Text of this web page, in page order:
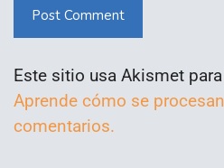
Post Comment
Este sitio usa Akismet
Aprende cómo se
comentarios.